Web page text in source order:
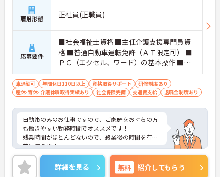
雇用形態 正社員(正職員)
応募要件
■社会福祉士資格 ■主任介護支援専門員資
格 ■普通自動車運転免許（ＡＴ限定可） ■
ＰＣ（エクセル、ワード）の基本操作 ■相
談援助業務又は、地域包括支援センター勤
務経験あれば尚可
車通勤可 年間休日110日以上 資格取得サポート
研修制度あり
産休･育休･介護休暇取得実績あり
社会保険完備 交通費支給 退職金制度あり
日勤帯のみのお仕事ですので、ご家庭をお持ちの方
も働きやすい勤務時間でオススメです！
残業時間がほとんどないので、終業後の時間を有意
義に使えます。
ご興味ある方には、面接対策ポイントなど、さらに
詳細をお話しいたしますのでお気軽にご相談くださ
い。
詳細を見る 無料 紹介してもらう